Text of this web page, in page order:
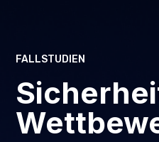
FALLSTUDIEN